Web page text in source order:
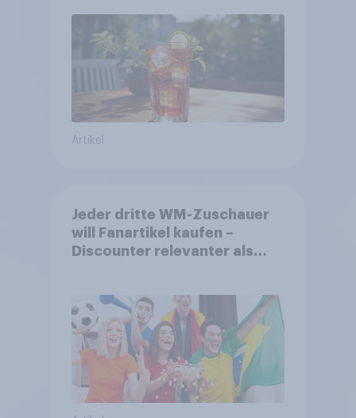
Artikel
Jeder dritte WM-Zuschauer
will Fanartikel kaufen –
Discounter relevanter als